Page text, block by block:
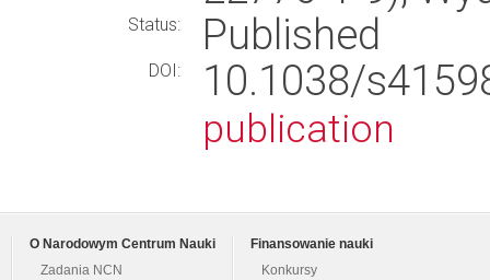
Status: Published
DOI: 10.1038/
publication
O Narodowym Centrum Nauki
Zadania NCN
Finansowanie nauki
Konkursy